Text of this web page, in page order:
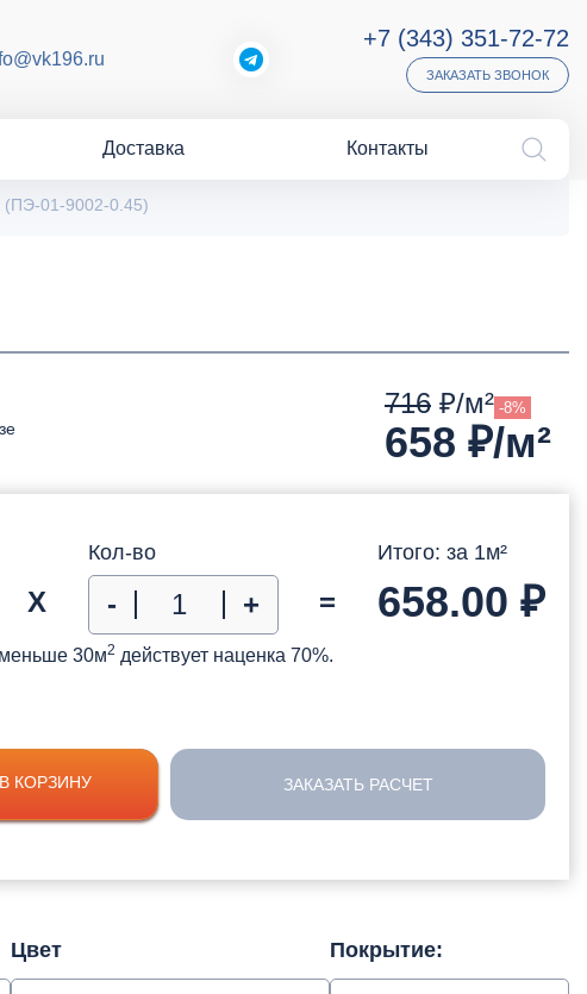
+7 (343) 351-72-72
ЗАКАЗАТЬ ЗВОНОК
Доставка Контакты
01-9002-0.45)
716 ₽/м² -8%
658 ₽/м²
Х
Кол-во
- + =
Итого: за 1м²
658.00 ₽
30м2 действует наценка 70%.
КОРЗИНУ ЗАКАЗАТЬ РАСЧЕТ
Цвет Покрытие: